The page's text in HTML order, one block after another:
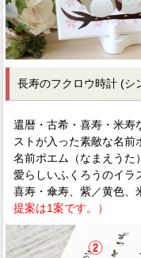
長寿のフクロウ時計 (シ
還暦・古希・喜寿・米寿
ストが入った素敵な名前
名前ポエム（なまえうた
愛らしいふくろうのイラ
喜寿・傘寿、紫／黄色、
提案は1案です。）